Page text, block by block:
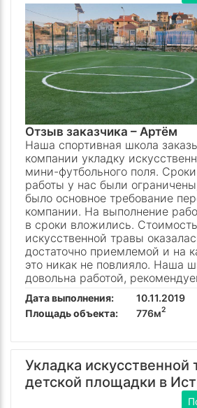
Отзыв заказчика – Артём
Наша спортивная школа
компании укладку
мини-футбольного поля.
работы у нас были
было основное требование
компании. На выполнение
в сроки вложились.
искусственной травы
достаточно приемлемой и на
это никак не повлияло. Наша
довольна работой,
Дата выполнения:
10.11.2019
Площадь объекта:
776м2
Укладка искусственной
детской площадки в